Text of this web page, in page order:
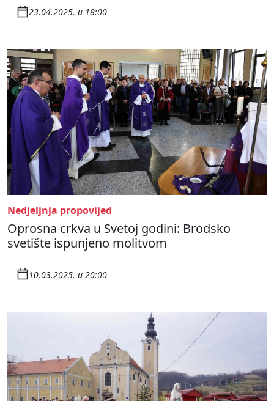
23.04.2025. u 18:00
Nedjeljnja propovijed
Oprosna crkva u Svetoj godini: Brodsko
svetište ispunjeno molitvom
10.03.2025. u 20:00